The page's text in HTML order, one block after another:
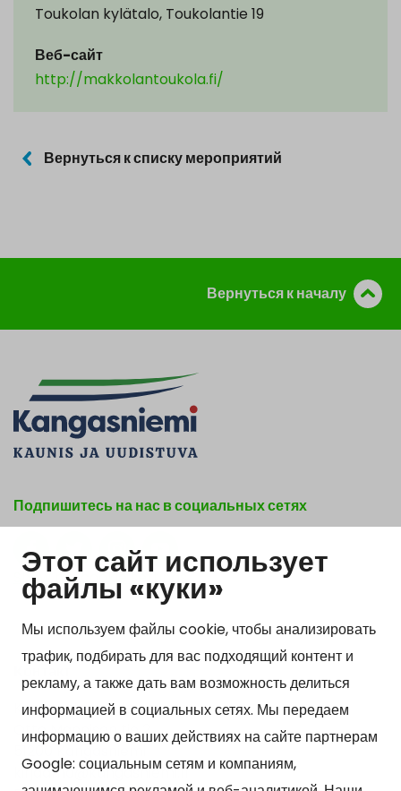
Этот сайт использует
файлы «куки»
Мы используем файлы cookie, чтобы анализировать
трафик, подбирать для вас подходящий контент и
рекламу, а также дать вам возможность делиться
информацией в социальных сетях. Мы передаем
информацию о ваших действиях на сайте партнерам
Google: социальным сетям и компаниям,
Toukolan kylätalo, Toukolantie 19
Веб-сайт
http://makkolantoukola.fi/
Вернуться к списку мероприятий
Вернуться к началу
Подпишитесь на нас в социальных сетях
Show my cookie settings
Kangasniemen kunta
Otto Mannisen tie 2
51200 Kangasniemi
kirjaamo@kangasniemi.fi